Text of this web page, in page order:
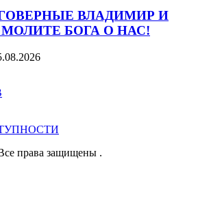
ВЛАДИМИР И
БОГА О НАС!
права защищены .